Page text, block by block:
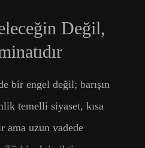
Değil,
bir engel değil; barışın
temelli siyaset, kısa
ama uzun vadede